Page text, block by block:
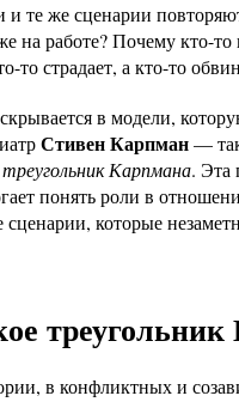
те же сценарии
на работе? Почему кто-то
то страдает, а кто-то
в модели,
Стивен Карпман—
треугольник Карпмана. Эта
понять роли в
сценарии, которые
в конфликтных и